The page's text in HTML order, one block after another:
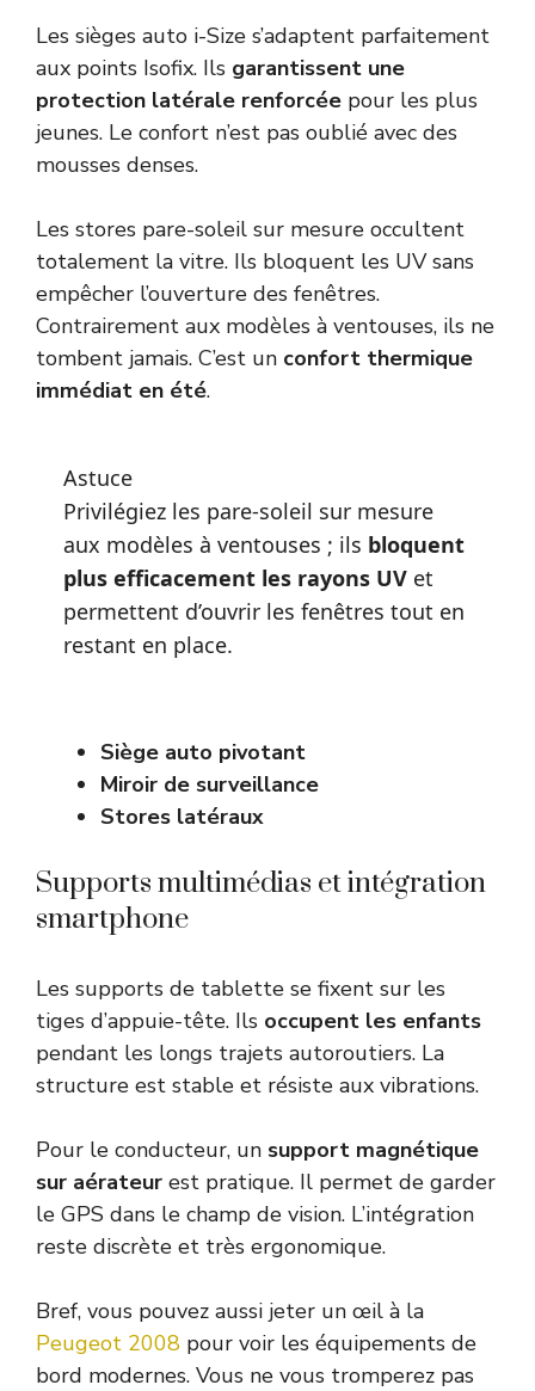
Les sièges auto i-Size s’adaptent parfaitement
aux points Isofix. Ils garantissent une
protection latérale renforcée pour les plus
jeunes. Le confort n’est pas oublié avec des
mousses denses.
Les stores pare-soleil sur mesure occultent
totalement la vitre. Ils bloquent les UV sans
empêcher l’ouverture des fenêtres.
Contrairement aux modèles à ventouses, ils ne
tombent jamais. C’est un confort thermique
immédiat en été.
Astuce
Privilégiez les pare-soleil sur mesure
aux modèles à ventouses ; ils bloquent
plus efficacement les rayons UVet
permettent d’ouvrir les fenêtres tout en
restant en place.
Siège auto pivotant
Miroir de surveillance
Stores latéraux
Supports multimédias et intégration
smartphone
Les supports de tablette se fixent sur les
tiges d’appuie-tête. Ils occupent les enfants
pendant les longs trajets autoroutiers. La
structure est stable et résiste aux vibrations.
Pour le conducteur, un support magnétique
sur aérateur est pratique. Il permet de garder
le GPS dans le champ de vision. L’intégration
reste discrète et très ergonomique.
Bref, vous pouvez aussi jeter un œil à la
Peugeot 2008 pour voir les équipements de
bord modernes. Vous ne vous tromperez pas